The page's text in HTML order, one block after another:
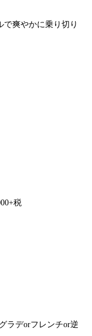
で爽やかに乗り切り
税
ラデorフレンチor逆